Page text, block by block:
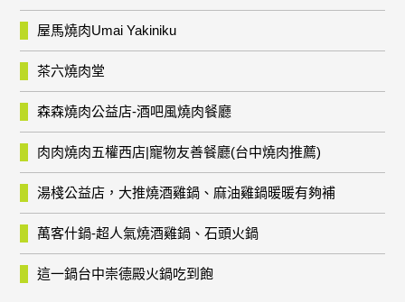
屋馬燒肉Umai Yakiniku
茶六燒肉堂
森森燒肉公益店-酒吧風燒肉餐廳
肉肉燒肉五權西店|寵物友善餐廳(台中燒肉推薦)
湯棧公益店，大推燒酒雞鍋、麻油雞鍋暖暖有夠補
萬客什鍋-超人氣燒酒雞鍋、石頭火鍋
這一鍋台中崇德殿火鍋吃到飽